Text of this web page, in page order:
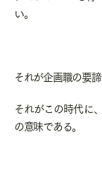
い。
それが企画職の要諦
それがこの時代に
の意味である。